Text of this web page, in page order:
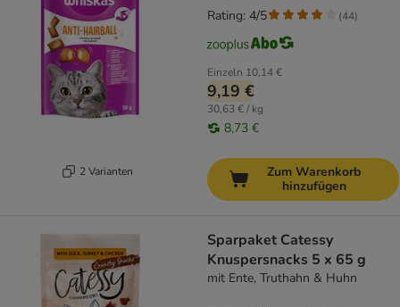
2 Varianten
Einzeln 10,14 €
9,19 €
30,63 € / kg
8,73 €
Rating: 4/5 (44)
Zum Warenkorb
hinzufügen
Sparpaket Catessy
Knuspersnacks 5 x 65 g
mit Ente, Truthahn & Huhn